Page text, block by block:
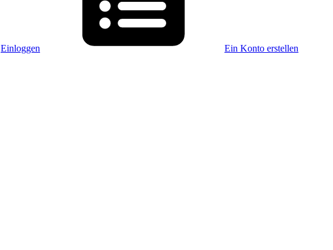
Einloggen Ein Konto erstellen